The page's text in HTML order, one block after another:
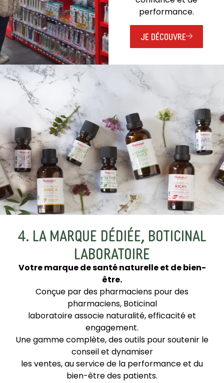
performance.
JE DÉCOUVRE
4. LA MARQUE DÉDIÉE, BOTICINAL
LABORATOIRE
Votre marque de santé naturelle et de bien-
être.
Conçue par des pharmaciens pour des
pharmaciens, Boticinal
laboratoire associe naturalité, efficacité et
engagement.
Une gamme complète, des outils pour soutenir le
conseil et dynamiser
les ventes, au service de la performance et du
bien-être des patients.